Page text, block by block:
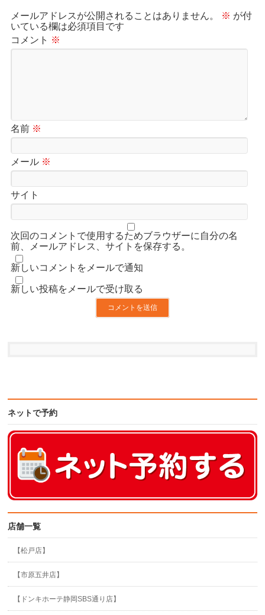
メールアドレスが公開されることはありません。 ※ が付
いている欄は必須項目です
コメント ※
名前 ※
メール ※
サイト
次回のコメントで使用するためブラウザーに自分の名
前、メールアドレス、サイトを保存する。
新しいコメントをメールで通知
新しい投稿をメールで受け取る
ネットで予約
店舗一覧
【松戸店】
【市原五井店】
【ドンキホーテ静岡SBS通り店】